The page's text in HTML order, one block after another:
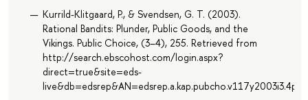
Kurrild-Klitgaard, P., & Svendsen, G. T. (2003).
Rational Bandits: Plunder, Public Goods, and the
Vikings. Public Choice, (3–4), 255. Retrieved from
http://search.ebscohost.com/login.aspx?
direct=true&site=eds-